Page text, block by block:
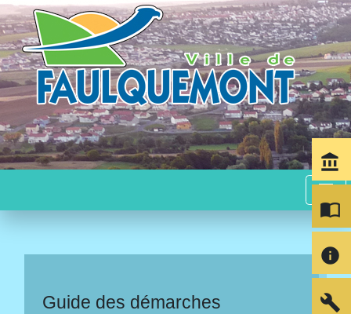
menu
Guide des démarches
account_balance
import_contacts
info
build